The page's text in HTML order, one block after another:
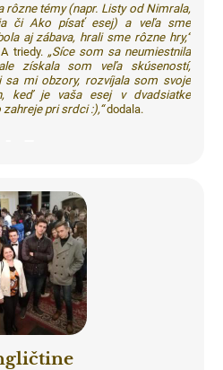
rôzne témy (napr. Listy od Nimrala,
či Ako písať esej) a veľa sme
aj zábava, hrali sme rôzne hry,“
triedy. „Síce som sa neumiestnila
získala som veľa skúseností,
sa mi obzory, rozvíjala som svoje
keď je vaša esej v dvadsiatke
pri srdci :),“dodala.